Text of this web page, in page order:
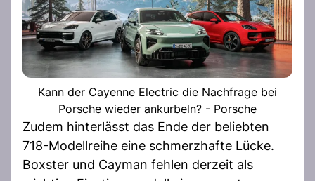
Kann der Cayenne Electric die Nachfrage bei
Porsche wieder ankurbeln? - Porsche
Zudem hinterlässt das Ende der beliebten
718-Modellreihe eine schmerzhafte Lücke.
Boxster und Cayman fehlen derzeit als